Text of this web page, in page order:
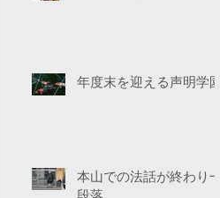
年度末を迎える声明学園
本山での法話が終わり一
段落